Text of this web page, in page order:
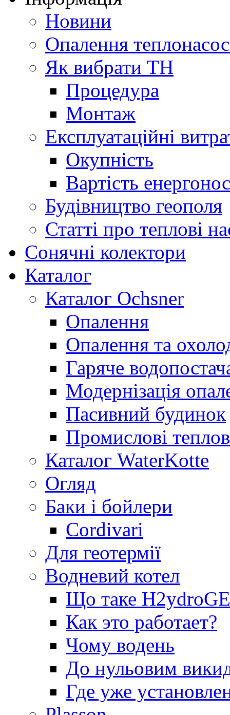
Новини
Опалення
Як вибрати ТН
Процедура
Монтаж
Експлуатаційні
Окупність
Вартість
Будівництво геополя
Статті про теплові
Сонячні колектори
Каталог
Каталог Ochsner
Опалення
Опалення та
Гаряче
Модернізація
Пасивний будинок
Промислові
Каталог WaterKotte
Огляд
Баки і бойлери
Cordivari
Для геотермії
Водневий котел
Що таке
Как это работает?
Чому водень
До нульовим
Где уже